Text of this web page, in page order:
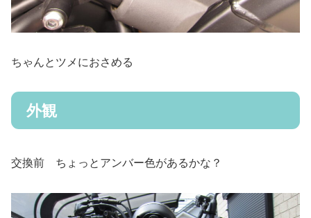
ちゃんとツメにおさめる
外観
交換前 ちょっとアンバー色があるかな？